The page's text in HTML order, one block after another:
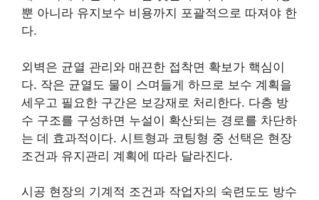
뿐 아니라 유지보수 비용까지 포괄적으로 따져야 한
다.
외벽은 균열 관리와 매끈한 접착면 확보가 핵심이
다. 작은 균열도 물이 스며들게 하므로 보수 계획을
세우고 필요한 구간은 보강재로 처리한다. 다층 방
수 구조를 구성하면 누설이 확산되는 경로를 차단하
는 데 효과적이다. 시트형과 코팅형 중 선택은 현장
조건과 유지관리 계획에 따라 달라진다.
시공 현장의 기계적 조건과 작업자의 숙련도도 방수